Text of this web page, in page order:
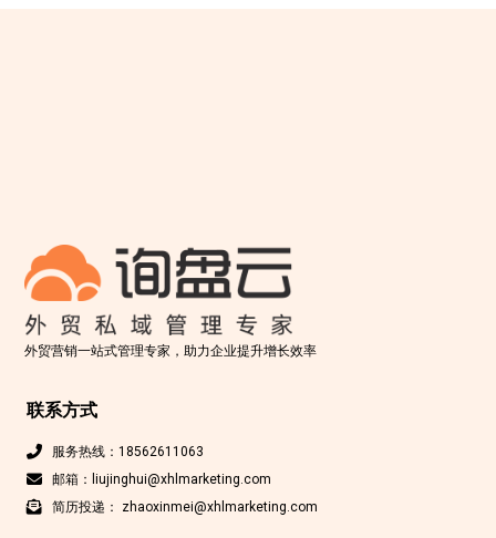
外贸营销一站式管理专家，助力企业提升增长效率
联系方式
服务热线：18562611063
邮箱：liujinghui@xhlmarketing.com
简历投递： zhaoxinmei@xhlmarketing.com